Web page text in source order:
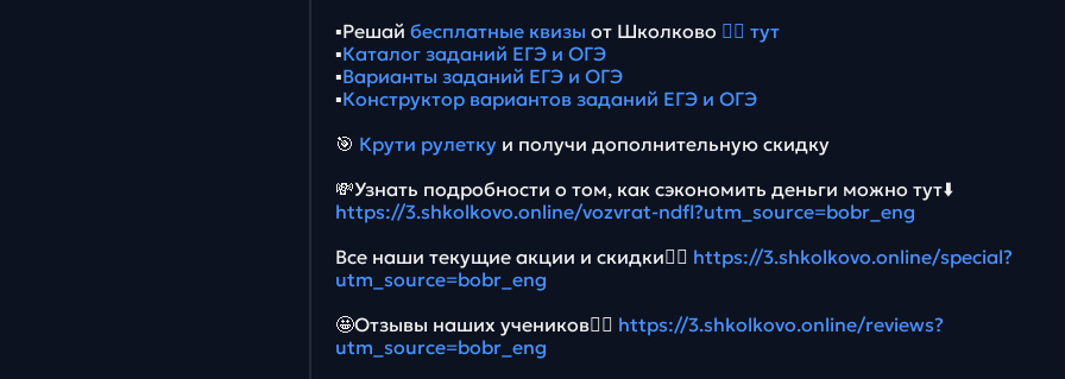
▪️Решай бесплатные квизы от Школково 👉🏻 тут
▪️Каталог заданий ЕГЭ и ОГЭ
▪️Варианты заданий ЕГЭ и ОГЭ
▪️Конструктор вариантов заданий ЕГЭ и ОГЭ
🎯 Крути рулетку и получи дополнительную скидку
💸Узнать подробности о том, как сэкономить деньги можно тут⬇️
https://3.shkolkovo.online/vozvrat-ndfl?utm_source=bobr_eng
Все наши текущие акции и скидки👉🏻 https://3.shkolkovo.online/special?
utm_source=bobr_eng
🤩Отзывы наших учеников👉🏻 https://3.shkolkovo.online/reviews?
utm_source=bobr_eng